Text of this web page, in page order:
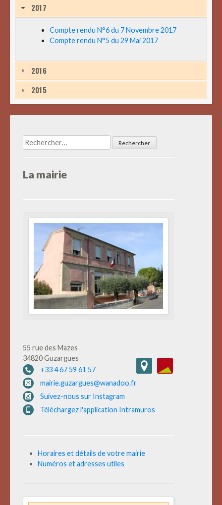
2017
Compte rendu N°6 du 7 Novembre 2017
Compte rendu N°5 du 29 Mai 2017
2016
2015
Rechercher :
La mairie
55 rue des Mazes
34820 Guzargues
+33 4 67 59 61 57
mairie.guzargues@wanadoo.fr
Suivez-nous sur Instagram
Téléchargez l'application Intramuros
Horaires et détails de votre mairie
Numéros et adresses utiles